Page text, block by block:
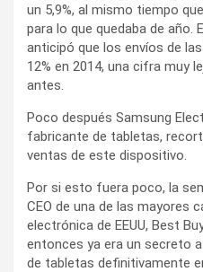
un 5,9%, al mismo tiempo
para lo que quedaba de año.
anticipó que los envíos de
12% en 2014, una cifra muy
antes.
Poco después Samsung
fabricante de tabletas,
ventas de este dispositivo.
Por si esto fuera poco, la
CEO de una de las mayores
electrónica de EEUU, Best
entonces ya era un secreto
de tabletas definitivamente